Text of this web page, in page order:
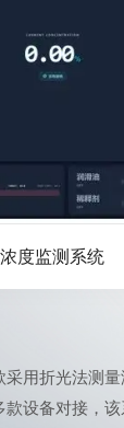
度监测系统
用折光法测
设备对接，